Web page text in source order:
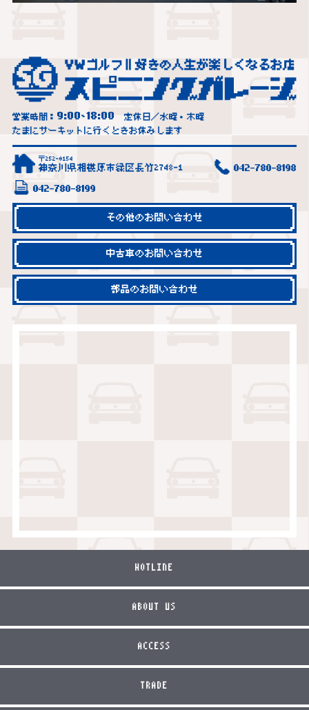
営業時間： 9:00~18:00
定休日／水曜・木曜
たまにサーキットに行くときお休みします
〒252-0154
神奈川県相模原市緑区長竹2748-1 042-780-8198
042-780-8199
その他のお問い合わせ
中古車のお問い合わせ
部品のお問い合わせ
HOTLINE
ABOUT US
ACCESS
TRADE